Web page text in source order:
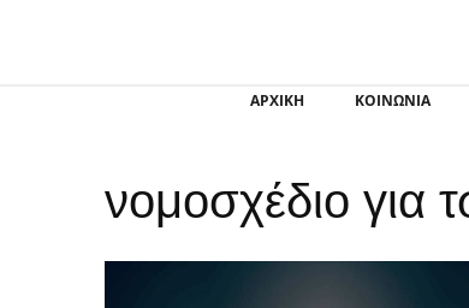
ΑΡΧΙΚΗ
ΚΟΙΝΩΝΙΑ
νομοσχέδιο για